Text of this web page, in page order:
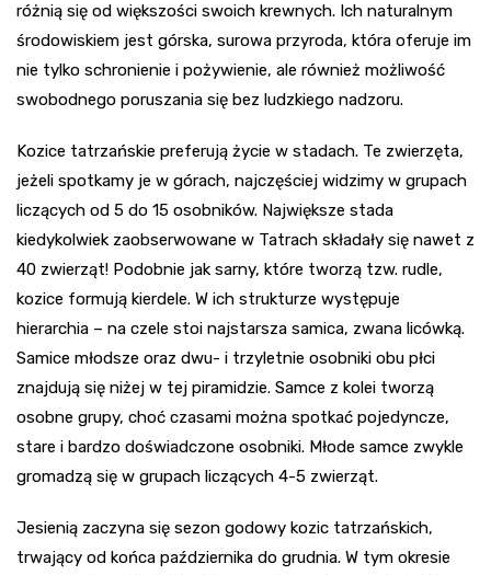
różnią się od większości swoich krewnych. Ich naturalnym
środowiskiem jest górska, surowa przyroda, która oferuje im
nie tylko schronienie i pożywienie, ale również możliwość
swobodnego poruszania się bez ludzkiego nadzoru.
Kozice tatrzańskie preferują życie w stadach. Te zwierzęta,
jeżeli spotkamy je w górach, najczęściej widzimy w grupach
liczących od 5 do 15 osobników. Największe stada
kiedykolwiek zaobserwowane w Tatrach składały się nawet z
40 zwierząt! Podobnie jak sarny, które tworzą tzw. rudle,
kozice formują kierdele. W ich strukturze występuje
hierarchia – na czele stoi najstarsza samica, zwana licówką.
Samice młodsze oraz dwu- i trzyletnie osobniki obu płci
znajdują się niżej w tej piramidzie. Samce z kolei tworzą
osobne grupy, choć czasami można spotkać pojedyncze,
stare i bardzo doświadczone osobniki. Młode samce zwykle
gromadzą się w grupach liczących 4-5 zwierząt.
Jesienią zaczyna się sezon godowy kozic tatrzańskich,
trwający od końca października do grudnia. W tym okresie